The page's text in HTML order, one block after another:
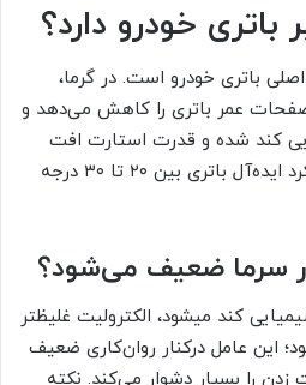
باتری خودرو دارد؟
باتری خودرو است. در گرما،
صفحات عمر باتری را کاهش می‌دهد و
کند شده و قدرت استارت افت
می‌کند. بهترین دما برای عملکرد ایده‌آل باتری بین ۲۰ تا ۳۰ درجه
کند میشود، الکترولیت غلیظتر
این عامل درکنار روان‌کاری ضعیف
زدن را بسیار دشوار می‌کند. نکته